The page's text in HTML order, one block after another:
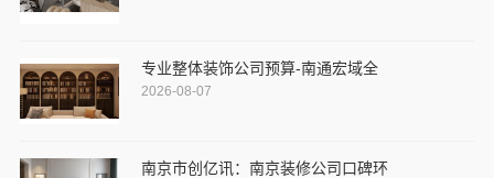
专业整体装饰公司预算-南通宏域全
2026-08-07
南京市创亿讯：南京装修公司口碑环